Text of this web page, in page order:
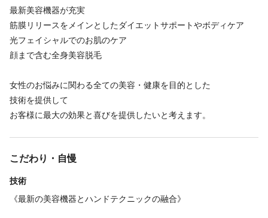
できる業務で随時昇給をできる仕組みにしています。
■インセンティブ制度あり
■最低週３回勤務以上をお願いします
＜試用期間あり＞ 1ヶ月 〜 2ヶ月 / 時給 1,200円
続きを見る
フェイシャル ブライダル
最新美容機器が充実
筋膜リリースをメインとしたダイエットサポートやボディケア
光フェイシャルでのお肌のケア
顔まで含む全身美容脱毛
女性のお悩みに関わる全ての美容・健康を目的とした
技術を提供して
お客様に最大の効果と喜びを提供したいと考えます。
こだわり・自慢
技術
《最新の美容機器とハンドテクニックの融合》